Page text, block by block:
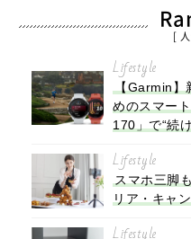
[
Lifestyle
【Garmin
めのスマー
170」で“続
Lifestyle
スマホ三脚
リア・キャ
Lifestyle